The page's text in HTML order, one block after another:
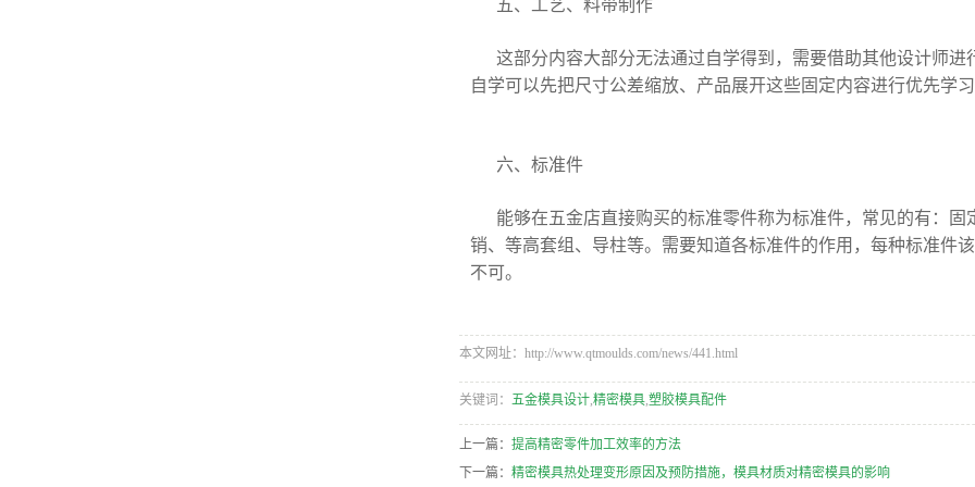
五、工艺、料带制作
这部分内容大部分无法通过自学得到，需要借助其他设计师
自学可以先把尺寸公差缩放、产品展开这些固定内容进行优先学
六、标准件
能够在五金店直接购买的标准零件称为标准件，常见的有：
销、等高套组、导柱等。需要知道各标准件的作用，每种标准件
不可。
本文网址：http://www.qtmoulds.com/news/441.html
关键词： 五金模具设计,精密模具,塑胶模具配件
上一篇： 提高精密零件加工效率的方法
下一篇： 精密模具热处理变形原因及预防措施，模具材质对精密模具的影响